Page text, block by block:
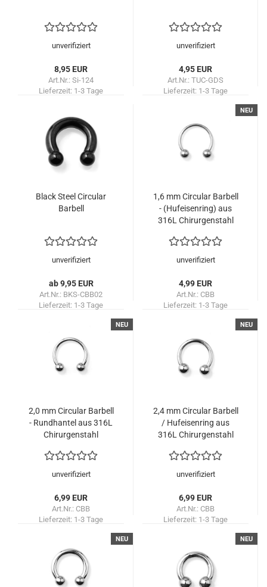
unverifiziert
8,95 EUR
Art.Nr.: Si-124
Lieferzeit: 1-3 Tage
unverifiziert
4,95 EUR
Art.Nr.: TUC-GDS
Lieferzeit: 1-3 Tage
Black Steel Circular
Barbell
unverifiziert
ab 9,95 EUR
Art.Nr.: BKS-CBB02
Lieferzeit: 1-3 Tage
NEU
1,6 mm Circular Barbell
- (Hufeisenring) aus
316L Chirurgenstahl
unverifiziert
4,99 EUR
Art.Nr.: CBB
Lieferzeit: 1-3 Tage
NEU
2,0 mm Circular Barbell
- Rundhantel aus 316L
Chirurgenstahl
unverifiziert
6,99 EUR
Art.Nr.: CBB
Lieferzeit: 1-3 Tage
NEU
2,4 mm Circular Barbell
/ Hufeisenring aus
316L Chirurgenstahl
unverifiziert
6,99 EUR
Art.Nr.: CBB
Lieferzeit: 1-3 Tage
NEU NEU